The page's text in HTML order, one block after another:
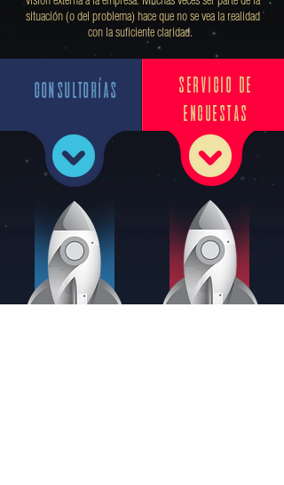
situación (o del problema) hace que no se vea la realidad
con la suficiente claridad.
SERVICIO DE
ENCUESTAS
CONSULTORÍAS